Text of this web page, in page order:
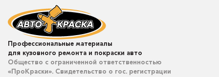
Профессиональные материалы
для кузовного ремонта и покраски авто
Общество с ограниченной ответственностью
«ПроКраски». Свидетельство о гос. регистрации